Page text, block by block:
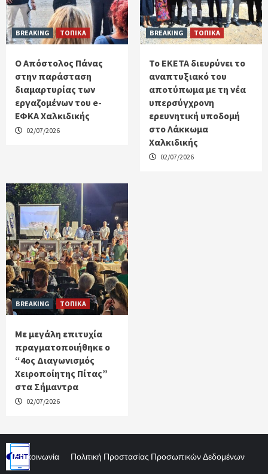
BREAKING ΤΟΠΙΚΑ
Ο Απόστολος Πάνας
στην παράσταση
διαμαρτυρίας των
εργαζομένων του e-
ΕΦΚΑ Χαλκιδικής
02/07/2026
BREAKING ΤΟΠΙΚΑ
Το ΕΚΕΤΑ διευρύνει το
αναπτυξιακό του
αποτύπωμα με τη νέα
υπερσύγχρονη
ερευνητική υποδομή
στο Λάκκωμα
Χαλκιδικής
02/07/2026
BREAKING ΤΟΠΙΚΑ
Με μεγάλη επιτυχία
πραγματοποιήθηκε ο
“4ος Διαγωνισμός
Χειροποίητης Πίτας”
στα Σήμαντρα
02/07/2026
Επικοινωνία Πολιτική Προστασίας Προσωπικών Δεδομένων